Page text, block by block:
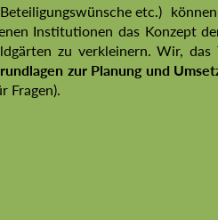
etc.)
Institutionen das Konzept
zu verkleinern. Wir, das
zur Planung und
Fragen).